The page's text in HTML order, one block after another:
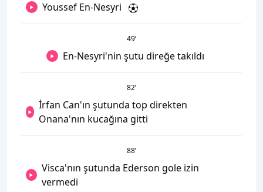
Youssef En-Nesyri
49’
En-Nesyri'nin şutu direğe takıldı
82’
İrfan Can'ın şutunda top direkten
Onana'nın kucağına gitti
88’
Visca'nın şutunda Ederson gole izin
vermedi